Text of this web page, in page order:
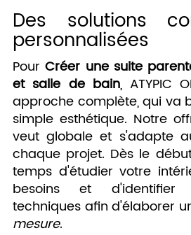
Des solutions
personnalisées
PourCréer une suite
et salle de bain, ATYPIC
approche complète, qui va
simple esthétique. Notre
veut globale et s'adapte
chaque projet. Dès le
temps d'étudier votre
besoins et d'identifier
techniques afin d'élaborer
mesure.